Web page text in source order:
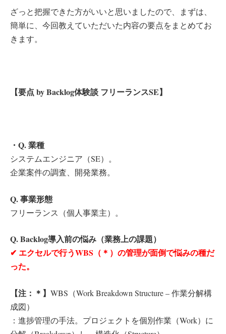
ざっと把握できた方がいいと思いましたので、まずは、
簡単に、今回教えていただいた内容の要点をまとめてお
きます。
【要点 by Backlog体験談 フリーランスSE】
・Q. 業種
システムエンジニア（SE）。
企業案件の調査、開発業務。
Q. 事業形態
フリーランス（個人事業主）。
Q. Backlog導入前の悩み（業務上の課題）
✔︎ エクセルで行うWBS（＊） の管理が面倒で悩みの種だ
った。
【注：＊】 WBS（Work Breakdown Structure – 作業分解構
成図）
：進捗管理の手法。プロジェクトを個別作業（Work）に